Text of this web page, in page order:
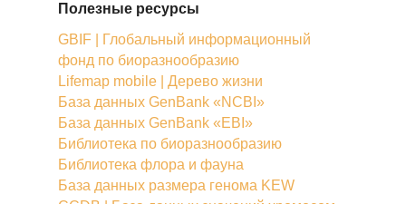
Полезные ресурсы
GBIF | Глобальный информационный
фонд по биоразнообразию
Lifemap mobile | Дерево жизни
База данных GenBank «NCBI»
База данных GenBank «EBI»
Библиотека по биоразнообразию
Библиотека флора и фауна
База данных размера генома KEW